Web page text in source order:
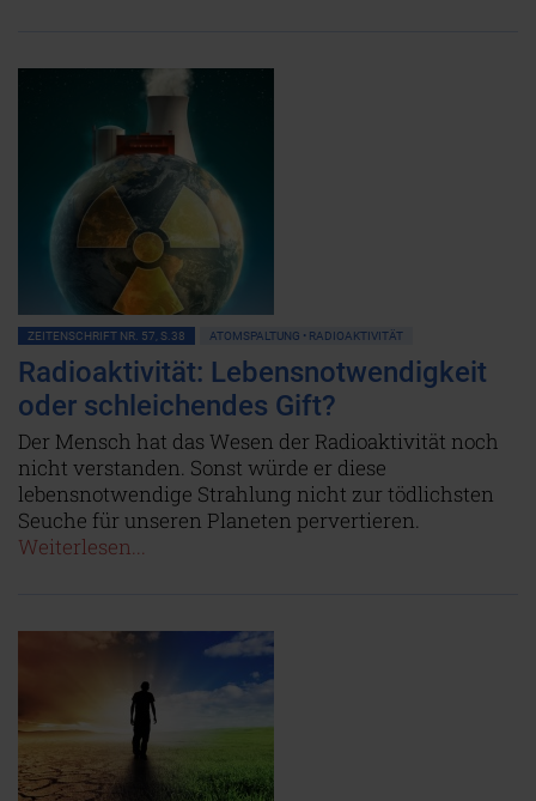
ZEITENSCHRIFT NR. 57, S.38 ATOMSPALTUNG • RADIOAKTIVITÄT
Radioaktivität: Lebensnotwendigkeit
oder schleichendes Gift?
Der Mensch hat das Wesen der Radioaktivität noch
nicht verstanden. Sonst würde er diese
lebensnotwendige Strahlung nicht zur tödlichsten
Seuche für unseren Planeten pervertieren.
Weiterlesen...